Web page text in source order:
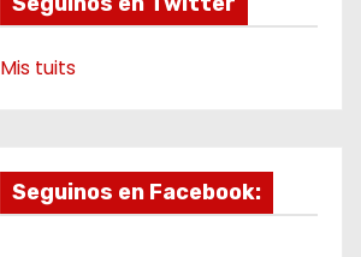
Mis tuits
Seguinos en Facebook: